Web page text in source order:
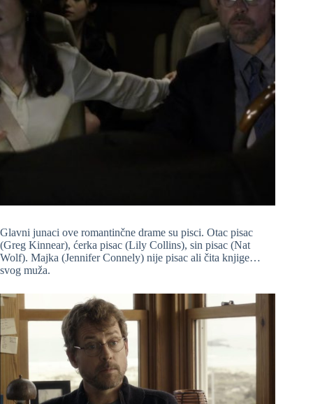
Glavni junaci ove romantinčne drame su pisci. Otac pisac
(Greg Kinnear), ćerka pisac (Lily Collins), sin pisac (Nat
Wolf). Majka (Jennifer Connely) nije pisac ali čita knjige…
svog muža.